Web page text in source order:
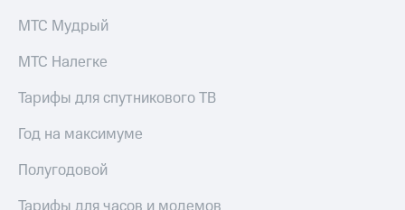
МТС Мудрый
МТС Налегке
Тарифы для спутникового ТВ
Год на максимуме
Полугодовой